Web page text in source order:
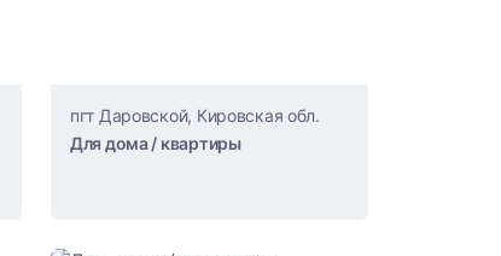
пгт Даровской, Кировская обл.
Для дома / квартиры